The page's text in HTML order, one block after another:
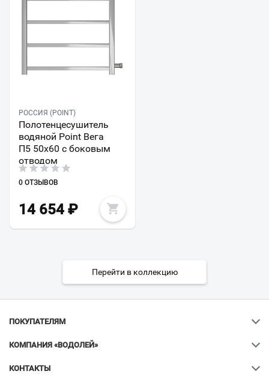
РОССИЯ (POINT)
Полотенцесушитель
водяной Point Вега
П5 50x60 с боковым
отводом
0 ОТЗЫВОВ
14 654 ₽
Перейти в коллекцию
ПОКУПАТЕЛЯМ
КОМПАНИЯ «ВОДОЛЕЙ»
КОНТАКТЫ